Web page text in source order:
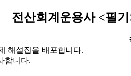
전산회계운용사 <필
해설집을 배포합니다.
합니다.